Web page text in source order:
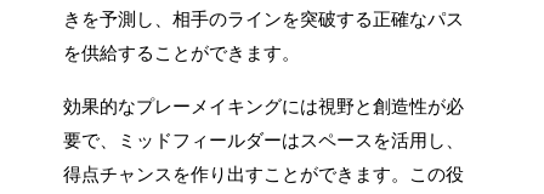
きを予測し、相手のラインを突破する正確なパス
を供給することができます。
効果的なプレーメイキングには視野と創造性が必
要で、ミッドフィールダーはスペースを活用し、
得点チャンスを作り出すことができます。この役